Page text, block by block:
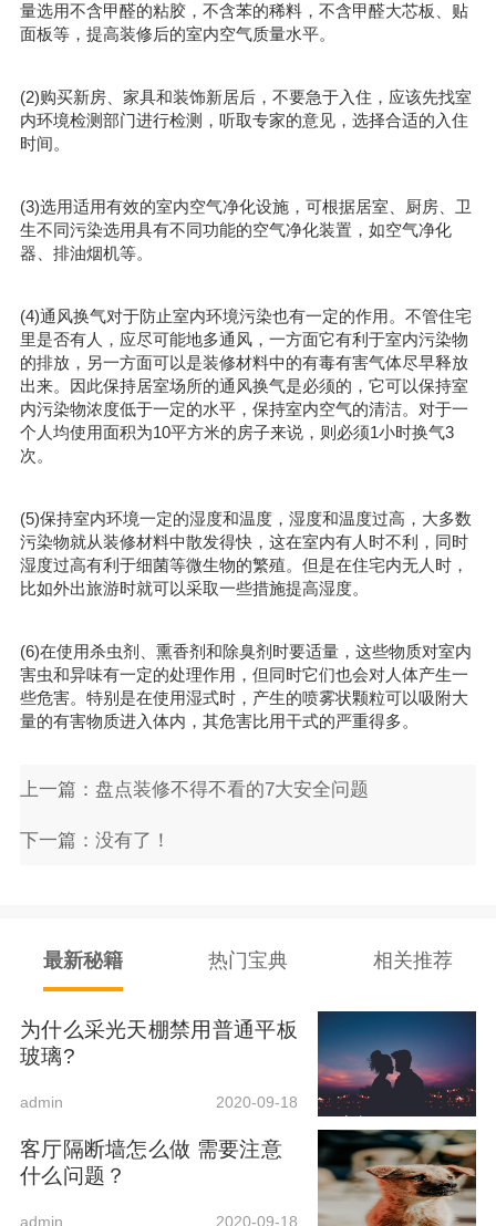
量选用不含甲醛的粘胶，不含苯的稀料，不含甲醛大芯板、贴
面板等，提高装修后的室内空气质量水平。
(2)购买新房、家具和装饰新居后，不要急于入住，应该先找室
内环境检测部门进行检测，听取专家的意见，选择合适的入住
时间。
(3)选用适用有效的室内空气净化设施，可根据居室、厨房、卫
生不同污染选用具有不同功能的空气净化装置，如空气净化
器、排油烟机等。
(4)通风换气对于防止室内环境污染也有一定的作用。不管住宅
里是否有人，应尽可能地多通风，一方面它有利于室内污染物
的排放，另一方面可以是装修材料中的有毒有害气体尽早释放
出来。因此保持居室场所的通风换气是必须的，它可以保持室
内污染物浓度低于一定的水平，保持室内空气的清洁。对于一
个人均使用面积为10平方米的房子来说，则必须1小时换气3
次。
(5)保持室内环境一定的湿度和温度，湿度和温度过高，大多数
污染物就从装修材料中散发得快，这在室内有人时不利，同时
湿度过高有利于细菌等微生物的繁殖。但是在住宅内无人时，
比如外出旅游时就可以采取一些措施提高湿度。
(6)在使用杀虫剂、熏香剂和除臭剂时要适量，这些物质对室内
害虫和异味有一定的处理作用，但同时它们也会对人体产生一
些危害。特别是在使用湿式时，产生的喷雾状颗粒可以吸附大
量的有害物质进入体内，其危害比用干式的严重得多。
上一篇：盘点装修不得不看的7大安全问题
下一篇：没有了！
最新秘籍 热门宝典 相关推荐
为什么采光天棚禁用普通平板
玻璃?
admin 2020-09-18
客厅隔断墙怎么做 需要注意
什么问题？
admin 2020-09-18